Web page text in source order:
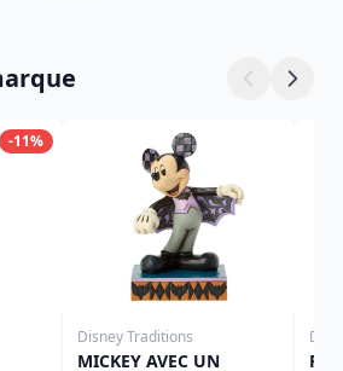
-11%
Disney Traditions
MICKEY AVEC UN